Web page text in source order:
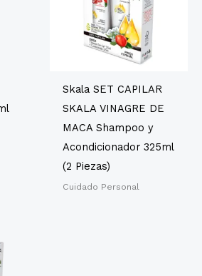
Skala SET CAPILAR
SKALA VINAGRE DE
MACA Shampoo y
Acondicionador 325ml
(2 Piezas)
Cuidado Personal